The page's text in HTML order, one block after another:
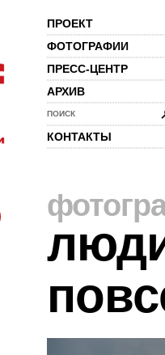
ПРОЕКТ
ФОТОГРАФИИ
ПРЕСС-ЦЕНТР
АРХИВ
ПОИСК
КОНТАКТЫ